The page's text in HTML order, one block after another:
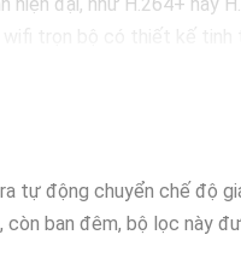
trọn bộ nên có các tính
lựa được sản phẩm
vấn chi tiết hơn.
tự động chuyển chế độ
ban đêm, bộ lọc này